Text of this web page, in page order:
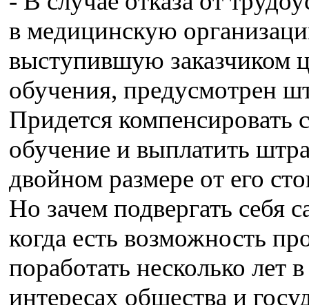
в медицинскую
выступившую заказчиком
обучения, предусмотрен
Придется компенсировать
обучение и выплатить
двойном размере от его
Но зачем подвергать себя
когда есть возможность
поработать несколько лет в
интересах общества и